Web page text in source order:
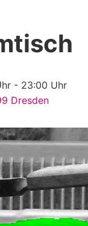
- 23:00 Uhr
Dresden